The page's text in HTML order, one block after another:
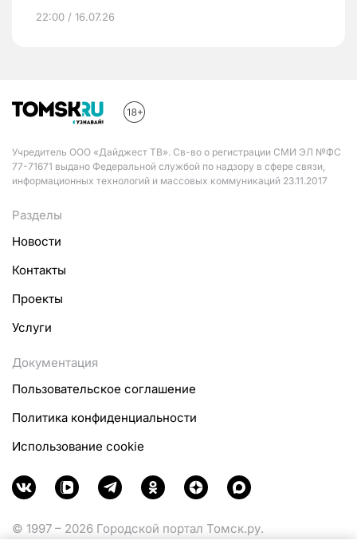
22:00 / 16.07.26
Учредитель ООО «Дайджест ТВ». Св-во о регистрации СМИ ЭЛ №ФС
77-71671 выдано Федеральной службой по надзору в сфере связи,
информационных технологий и массовых коммуникаций 23.11.2017
Разделы
Новости
Контакты
Проекты
Услуги
Документация
Пользовательское соглашение
Политика конфиденциальности
Использование cookie
© 1997 – 2026 Городской портал Томск.ру.